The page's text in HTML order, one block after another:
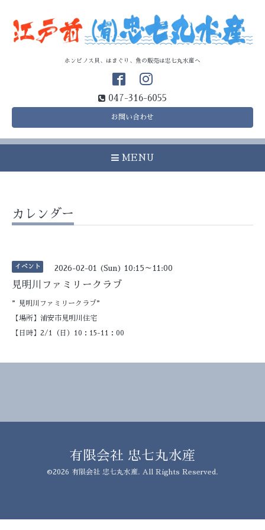
ホンビノス貝、はまぐり、魚の販売は忠七丸水産へ
047-316-6055
お問い合わせ
MENU
カレンダー
イベント 2026-02-01 (Sun) 10:15～11:00
見明川ファミリークラブ
”見明川ファミリークラブ”
【場所】浦安市見明川住宅
【日時】2/1（日）10：15-11：00
有限会社 忠七丸水産
©2026 有限会社 忠七丸水産. All Rights Reserved.